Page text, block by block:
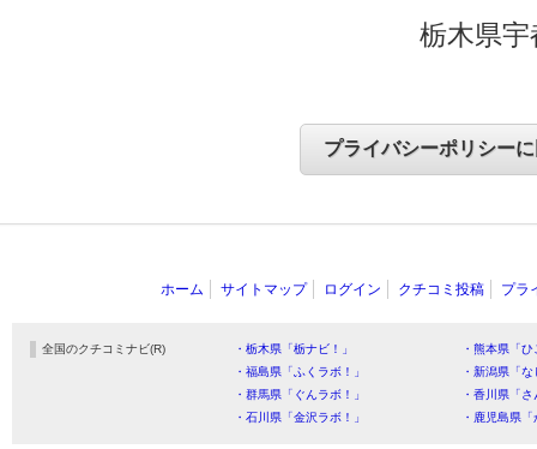
栃木県
ホーム サイトマップ ログイン クチコミ投稿 プラ
全国のクチコミナビ(R) ・栃木県「栃ナビ！」
・熊本県「
・福島県「ふくラボ！」
・新潟県「
・群馬県「ぐんラボ！」
・香川県「
・石川県「金沢ラボ！」
・鹿児島県